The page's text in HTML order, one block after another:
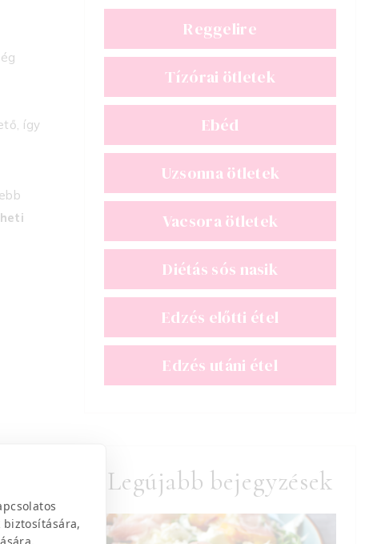
így
Reggelire
Tízórai ötletek
Ebéd
Uzsonna ötletek
Vacsora ötletek
Diétás sós nasik
Edzés előtti étel
Edzés utáni étel
Legújabb bejegyzések